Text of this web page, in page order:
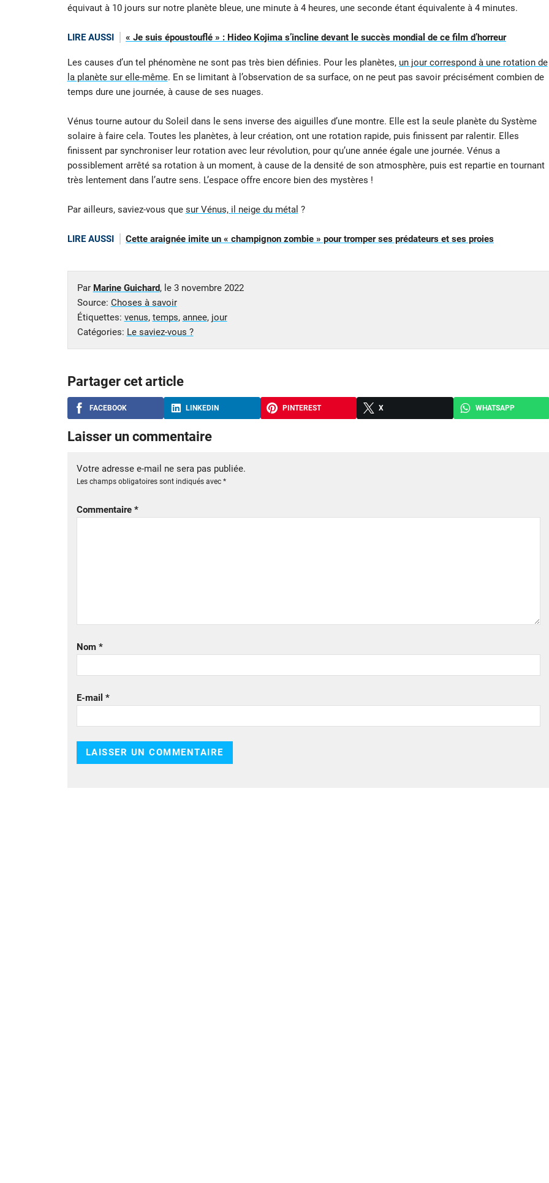
équivaut à 10 jours sur notre planète bleue, une minute à 4 heures, une seconde étant équivalente à 4 minutes.
LIRE AUSSI « Je suis époustouflé » : Hideo Kojima s’incline devant le succès mondial de ce film d’horreur
Les causes d’un tel phénomène ne sont pas très bien définies. Pour les planètes, un jour correspond à une rotation de
la planète sur elle-même. En se limitant à l’observation de sa surface, on ne peut pas savoir précisément combien de
temps dure une journée, à cause de ses nuages.
Vénus tourne autour du Soleil dans le sens inverse des aiguilles d’une montre. Elle est la seule planète du Système
solaire à faire cela. Toutes les planètes, à leur création, ont une rotation rapide, puis finissent par ralentir. Elles
finissent par synchroniser leur rotation avec leur révolution, pour qu’une année égale une journée. Vénus a
possiblement arrêté sa rotation à un moment, à cause de la densité de son atmosphère, puis est repartie en tournant
très lentement dans l’autre sens. L’espace offre encore bien des mystères !
Par ailleurs, saviez-vous que sur Vénus, il neige du métal ?
LIRE AUSSI Cette araignée imite un « champignon zombie » pour tromper ses prédateurs et ses proies
Par Marine Guichard, le 3 novembre 2022
Source: Choses à savoir
Étiquettes: venus, temps, annee, jour
Catégories: Le saviez-vous ?
Partager cet article
FACEBOOK LINKEDIN PINTEREST X WHATSAPP
Laisser un commentaire
Votre adresse e-mail ne sera pas publiée.
Les champs obligatoires sont indiqués avec *
Commentaire *
Nom *
E-mail *